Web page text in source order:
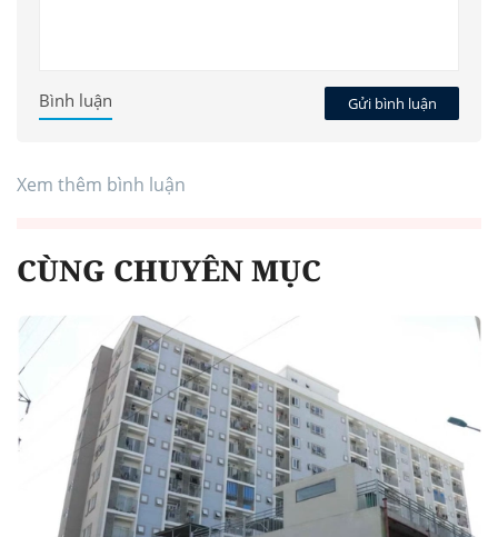
Gửi bình luận
Bình luận
Xem thêm bình luận
CÙNG CHUYÊN MỤC